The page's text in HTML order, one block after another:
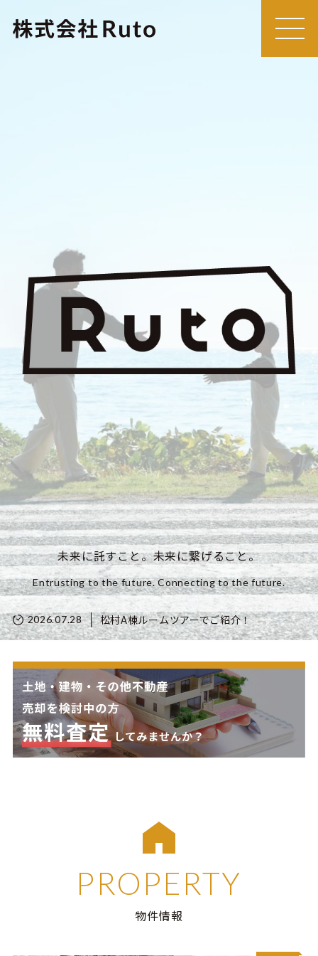
MEN
U
未来に託すこと。未来に繋げること。
Entrusting to the future. Connecting to the future.
2026.07.28 松村A棟ルームツアーでご紹介！
PROPERTY
物件情報